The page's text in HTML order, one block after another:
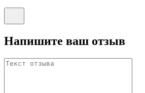
Напишите ваш отзыв